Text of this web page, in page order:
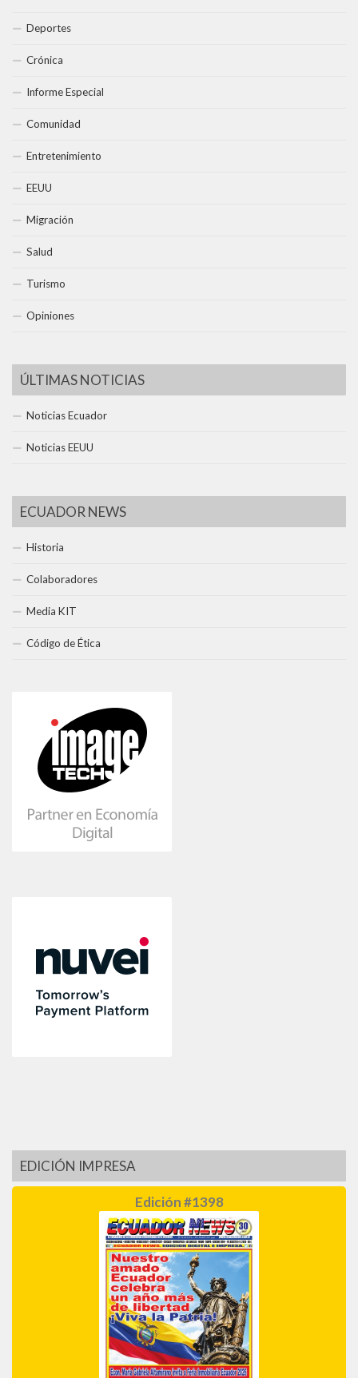
Deportes
Crónica
Informe Especial
Comunidad
Entretenimiento
EEUU
Migración
Salud
Turismo
Opiniones
ÚLTIMAS NOTICIAS
Noticias Ecuador
Noticias EEUU
ECUADOR NEWS
Historia
Colaboradores
Media KIT
Código de Ética
EDICIÓN IMPRESA
Edición #1398